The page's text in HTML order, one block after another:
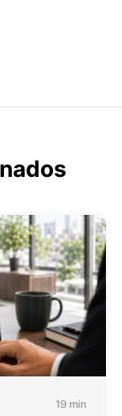
19 min